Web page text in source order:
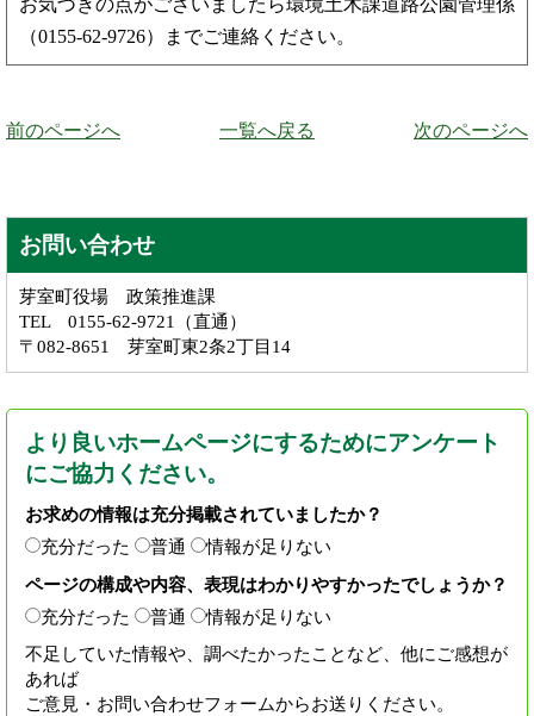
お気づきの点がございましたら環境土木課道路公園管理係
（0155-62-9726）までご連絡ください。
前のページへ 一覧へ戻る 次のページへ
お問い合わせ
芽室町役場 政策推進課
TEL 0155-62-9721（直通）
〒082-8651 芽室町東2条2丁目14
より良いホームページにするためにアンケート
にご協力ください。
お求めの情報は充分掲載されていましたか？
充分だった
普通
情報が足りない
ページの構成や内容、表現はわかりやすかったでしょうか？
充分だった
普通
情報が足りない
不足していた情報や、調べたかったことなど、他にご感想が
あれば
ご意見・お問い合わせフォームからお送りください。